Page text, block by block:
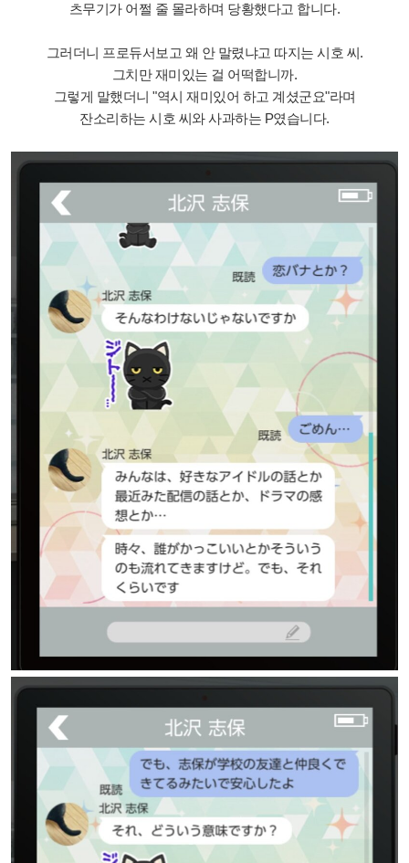
츠무기가 어쩔 줄 몰라하며 당황했다고 합니다.
그러더니 프로듀서보고 왜 안 말렸냐고 따지는 시호 씨.
그치만 재미있는 걸 어떡합니까.
그렇게 말했더니 "역시 재미있어 하고 계셨군요"라며
잔소리하는 시호 씨와 사과하는 P였습니다.